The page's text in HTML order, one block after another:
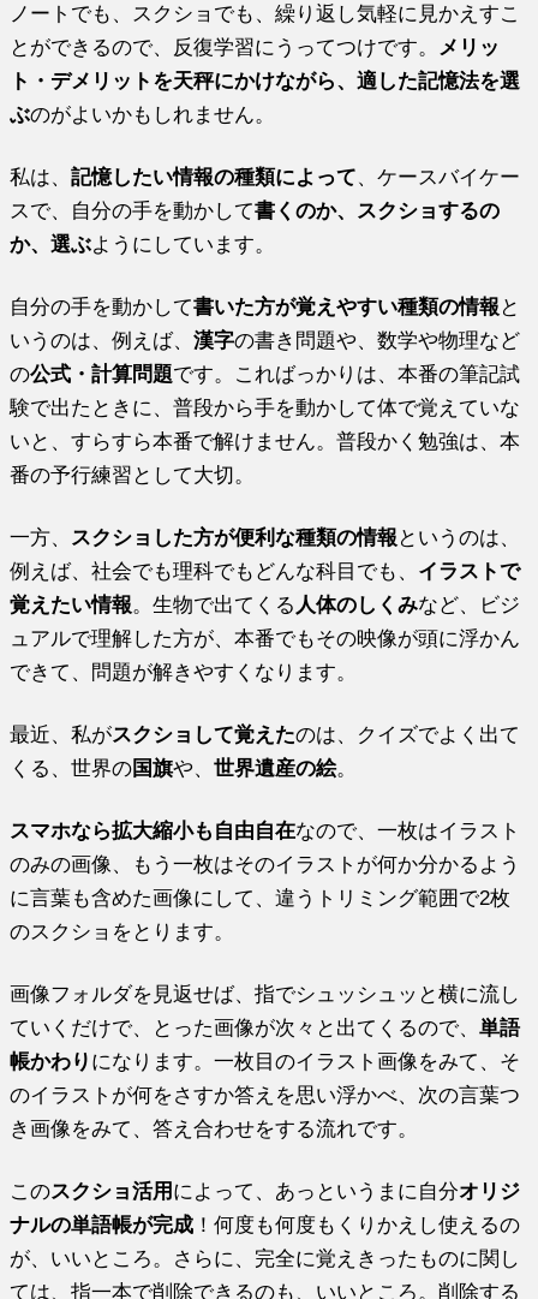
ノートでも、スクショでも、繰り返し気軽に見かえすこ
とができるので、反復学習にうってつけです。
メリッ
ト・デメリットを天秤にかけながら、適した記憶法を選
ぶのがよいかもしれません。
私は、記憶したい情報の種類によって、ケースバイケー
スで、自分の手を動かして書くのか、スクショするの
か、選ぶようにしています。
自分の手を動かして書いた方が覚えやすい種類の情報 と
いうのは、例えば、漢字の書き問題や、数学や物理など
の公式・計算問題です。こればっかりは、本番の筆記試
験で出たときに、普段から手を動かして体で覚えていな
いと、すらすら本番で解けません。普段かく勉強は、本
番の予行練習として大切。
一方、 スクショした方が便利な種類の情報 というのは、
例えば、社会でも理科でもどんな科目でも、 イラストで
覚えたい情報。生物で出てくる 人体のしくみなど、ビジ
ュアルで理解した方が、本番でもその映像が頭に浮かん
できて、問題が解きやすくなります。
最近、私がスクショして覚えたのは、クイズでよく出て
くる、世界の国旗や、世界遺産の絵。
スマホなら拡大縮小も自由自在なので、一枚はイラスト
のみの画像、もう一枚はそのイラストが何か分かるよう
に言葉も含めた画像にして、違うトリミング範囲で2枚
のスクショをとります。
画像フォルダを見返せば、指でシュッシュッと横に流し
ていくだけで、とった画像が次々と出てくるので、単語
帳かわり になります。一枚目のイラスト画像をみて、そ
のイラストが何をさすか答えを思い浮かべ、次の言葉つ
き画像をみて、答え合わせをする流れです。
このスクショ活用 によって、あっというまに自分オリジ
ナルの単語帳が完成 ！何度も何度もくりかえし使えるの
が、いいところ。さらに、完全に覚えきったものに関し
ては、指一本で削除できるのも、いいところ。削除する